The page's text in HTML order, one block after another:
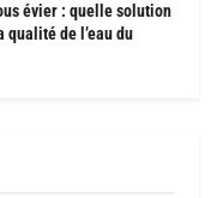
évier : quelle solution
de l’eau du